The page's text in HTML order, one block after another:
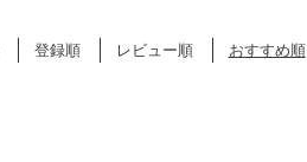
登録順 レビュー順 おすすめ順